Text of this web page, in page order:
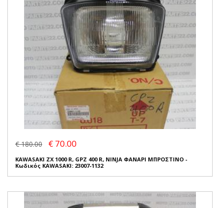
€ 180.00 € 70.00
KAWASAKI ZX 1000 R, GPZ 400 R, NINJA ΦΑΝΑΡΙ ΜΠΡΟΣΤΙΝΟ -
Κωδικός KAWASAKI: 23007-1132